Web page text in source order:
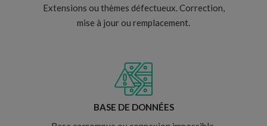
Extensions ou thèmes défectueux. Correction,
mise à jour ou remplacement.
BASE DE DONNÉES